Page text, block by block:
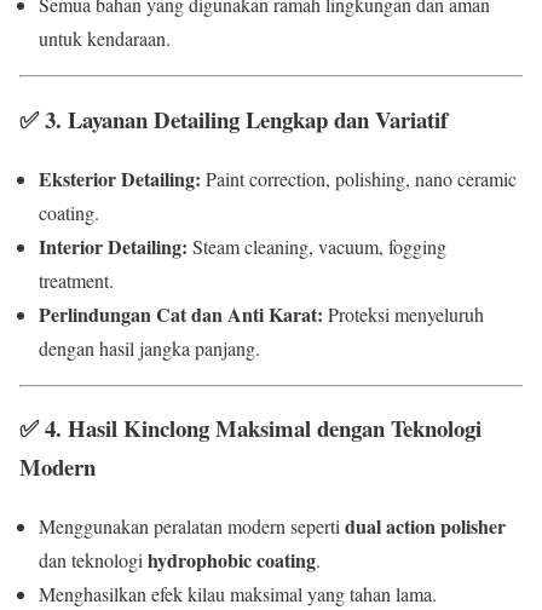
untuk kendaraan.
✅3. Layanan Detailing Lengkap dan Variatif
Eksterior Detailing: Paint correction, polishing, nano ceramic
coating.
Interior Detailing: Steam cleaning, vacuum, fogging
treatment.
Perlindungan Cat dan Anti Karat: Proteksi menyeluruh
dengan hasil jangka panjang.
✅4. Hasil Kinclong Maksimal dengan Teknologi
Modern
Menggunakan peralatan modern seperti dual action polisher
dan teknologi hydrophobic coating.
Menghasilkan efek kilau maksimal yang tahan lama.